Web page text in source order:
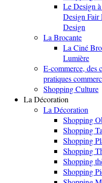
Le Design
Design Fair
Design
La Brocante
La Ciné
Lumière
E-commerce, des
pratiques
Shopping Culture
La Décoration
La Décoration
Shopping
Shopping
Shopping
Shopping
Shopping
Shopping